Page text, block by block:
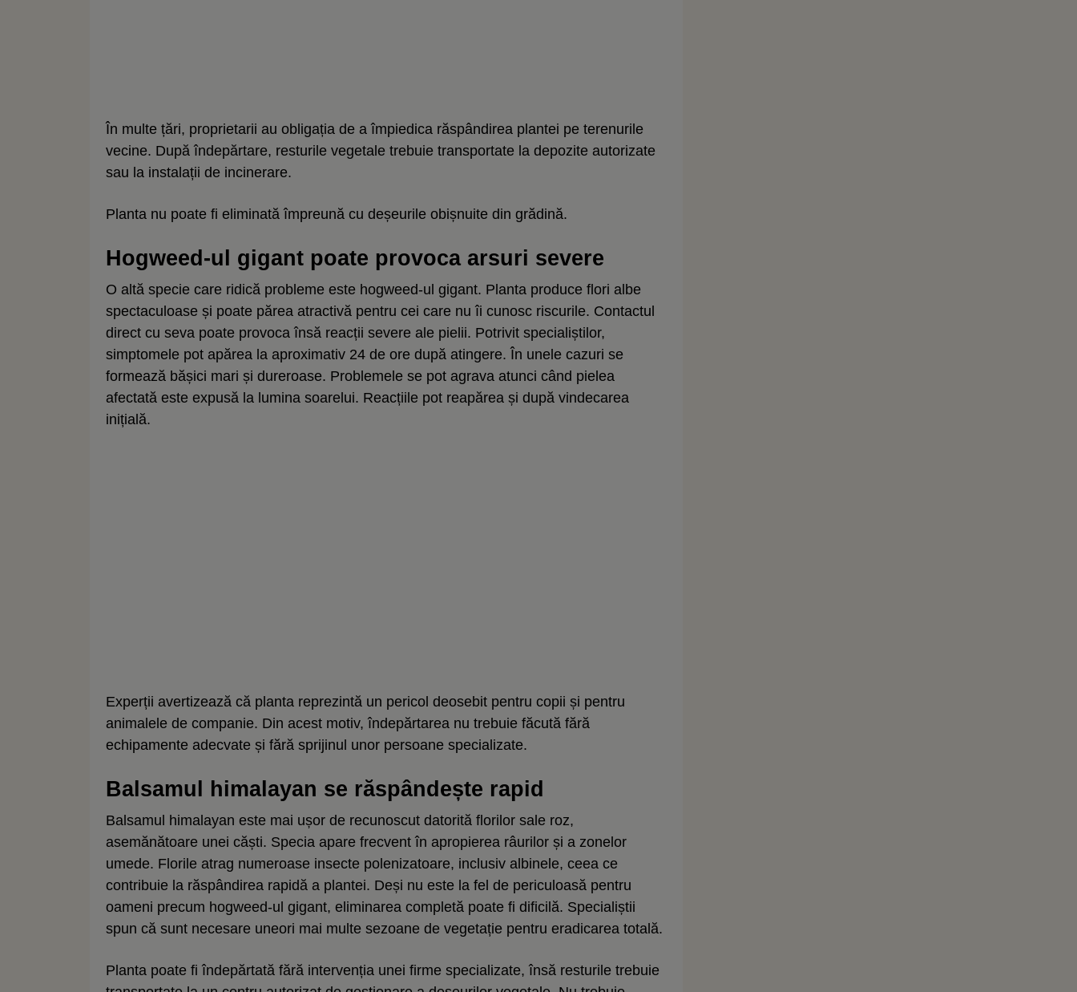
În multe țări, proprietarii au obligația de a împiedica răspândirea plantei pe terenurile
vecine. După îndepărtare, resturile vegetale trebuie transportate la depozite autorizate
sau la instalații de incinerare.
Planta nu poate fi eliminată împreună cu deșeurile obișnuite din grădină.
Hogweed-ul gigant poate provoca arsuri severe
O altă specie care ridică probleme este hogweed-ul gigant. Planta produce flori albe
spectaculoase și poate părea atractivă pentru cei care nu îi cunosc riscurile. Contactul
direct cu seva poate provoca însă reacții severe ale pielii. Potrivit specialiștilor,
simptomele pot apărea la aproximativ 24 de ore după atingere. În unele cazuri se
formează bășici mari și dureroase. Problemele se pot agrava atunci când pielea
afectată este expusă la lumina soarelui. Reacțiile pot reapărea și după vindecarea
inițială.
Experții avertizează că planta reprezintă un pericol deosebit pentru copii și pentru
animalele de companie. Din acest motiv, îndepărtarea nu trebuie făcută fără
echipamente adecvate și fără sprijinul unor persoane specializate.
Balsamul himalayan se răspândește rapid
Balsamul himalayan este mai ușor de recunoscut datorită florilor sale roz,
asemănătoare unei căști. Specia apare frecvent în apropierea râurilor și a zonelor
umede. Florile atrag numeroase insecte polenizatoare, inclusiv albinele, ceea ce
contribuie la răspândirea rapidă a plantei. Deși nu este la fel de periculoasă pentru
oameni precum hogweed-ul gigant, eliminarea completă poate fi dificilă. Specialiștii
spun că sunt necesare uneori mai multe sezoane de vegetație pentru eradicarea totală.
Planta poate fi îndepărtată fără intervenția unei firme specializate, însă resturile trebuie